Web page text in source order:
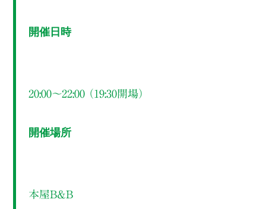
開催日時
20:00～22:00 （19:30開場）
開催場所
本屋B&B